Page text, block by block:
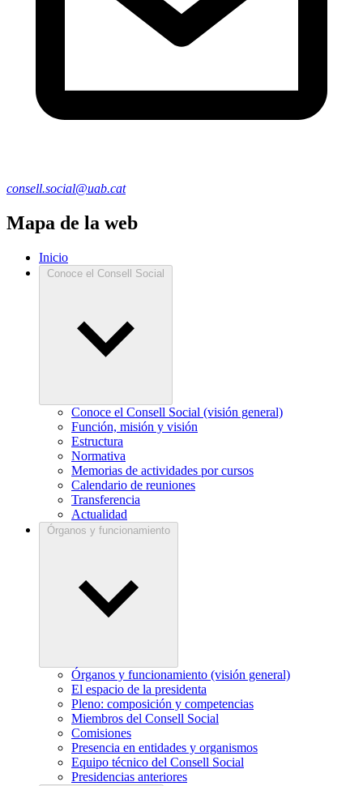
consell.social@uab.cat
Mapa de la web
Inicio
Conoce el Consell Social
Conoce el Consell Social (visión general)
Función, misión y visión
Estructura
Normativa
Memorias de actividades por cursos
Calendario de reuniones
Transferencia
Actualidad
Órganos y funcionamiento
Órganos y funcionamiento (visión general)
El espacio de la presidenta
Pleno: composición y competencias
Miembros del Consell Social
Comisiones
Presencia en entidades y organismos
Equipo técnico del Consell Social
Presidencias anteriores